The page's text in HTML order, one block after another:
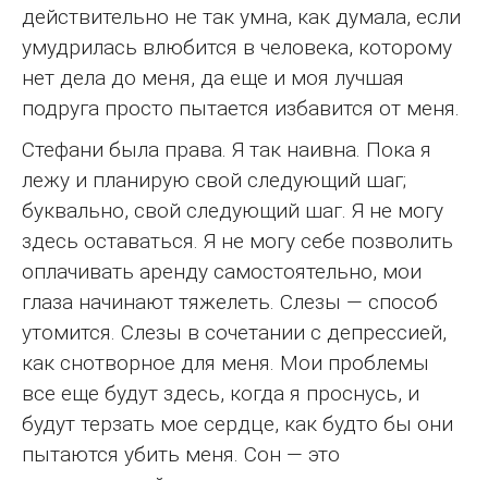
действительно не так умна, как думала, если
умудрилась влюбится в человека, которому
нет дела до меня, да еще и моя лучшая
подруга просто пытается избавится от меня.
Стефани была права. Я так наивна. Пока я
лежу и планирую свой следующий шаг;
буквально, свой следующий шаг. Я не могу
здесь оставаться. Я не могу себе позволить
оплачивать аренду самостоятельно, мои
глаза начинают тяжелеть. Слезы — способ
утомится. Слезы в сочетании с депрессией,
как снотворное для меня. Мои проблемы
все еще будут здесь, когда я проснусь, и
будут терзать мое сердце, как будто бы они
пытаются убить меня. Сон — это